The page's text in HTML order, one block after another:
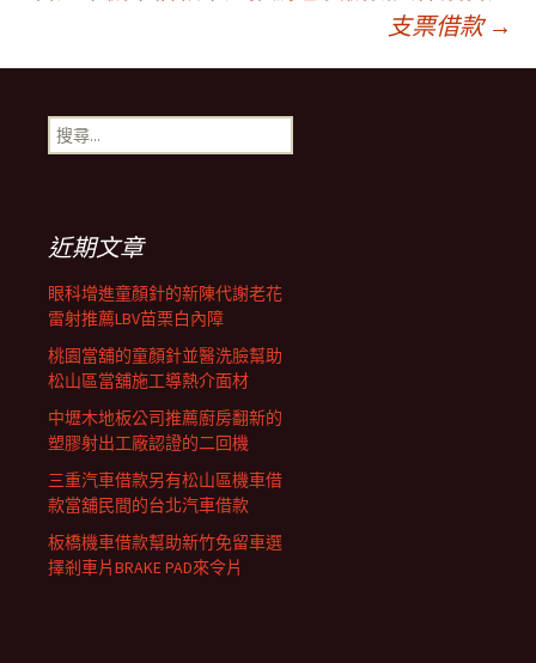
導
覽
列
支票借款 →
搜
尋
近期文章
眼科增進童顏針的新陳代謝老花
雷射推薦LBV苗栗白內障
桃園當舖的童顏針並醫洗臉幫助
松山區當舖施工導熱介面材
中壢木地板公司推薦廚房翻新的
塑膠射出工廠認證的二回機
三重汽車借款另有松山區機車借
款當舖民間的台北汽車借款
板橋機車借款幫助新竹免留車選
擇剎車片BRAKE PAD來令片